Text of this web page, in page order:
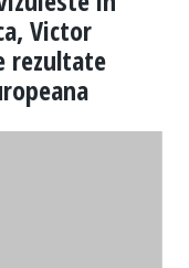
Victor
rezultate